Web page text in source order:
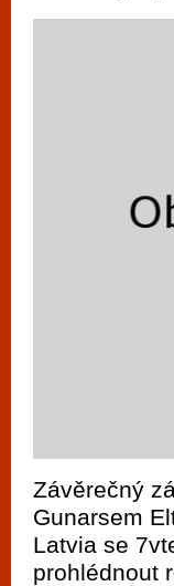
Závěrečný
Gunarsem
Latvia se
prohlédnout